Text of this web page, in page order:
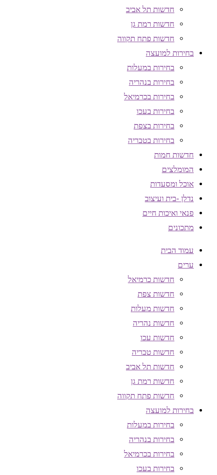
חדשות תל אביב
חדשות רמת גן
חדשות פתח תקווה
בחירות למועצה
בחירות במעלות
בחירות בנהריה
בחירות בכרמיאל
בחירות בעכו
בחירות בצפת
בחירות בטבריה
חדשות חמות
המומלצים
אוכל ומסעדות
נדלן -בית ועיצוב
פנאי ואיכות חיים
מתכונים
עמוד הבית
ערים
חדשות כרמיאל
חדשות צפת
חדשות מעלות
חדשות נהריה
חדשות עכו
חדשות טבריה
חדשות תל אביב
חדשות רמת גן
חדשות פתח תקווה
בחירות למועצה
בחירות במעלות
בחירות בנהריה
בחירות בכרמיאל
בחירות בעכו